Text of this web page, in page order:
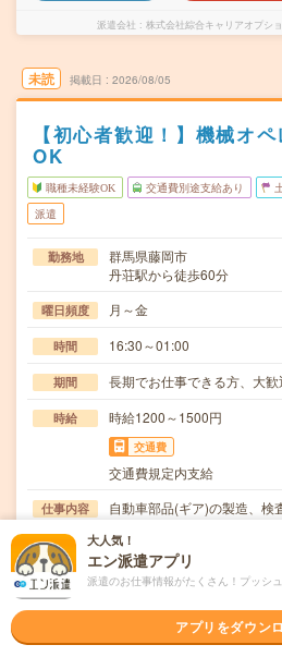
派遣会社 株式会社綜合キャリアオプシ
未読 掲載日 2026/08/05
【初心者歓迎！】機械オ
OK
職種未経験OK 交通費別途支給あり
派遣
勤務地
群馬県藤岡市
丹荘駅から徒歩60分
曜日頻度 月～金
時間 16:30～01:00
期間 長期でお仕事できる方、大歓
時給 時給1200～1500円
交通費
交通費規定内支給
仕事内容
自動車部品(ギア)の製造、検
応募資格
職種未経験OK / ブランクOK /
◆未経験OK！〇まずは事前
職場の雰囲気
大人気！
エン派遣アプリ
派遣のお仕事情報がたくさん！プッシ
アプリをダウン